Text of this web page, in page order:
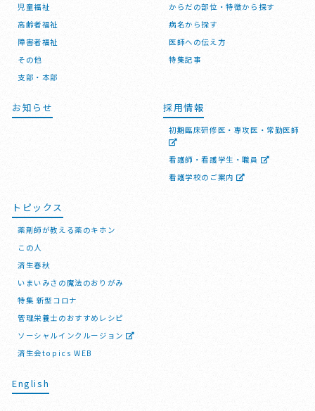
児童福祉
高齢者福祉
障害者福祉
その他
支部・本部
からだの部位・特徴から探す
病名から探す
医師への伝え方
特集記事
お知らせ 採用情報
初期臨床研修医・専攻医・常勤医師
看護師・看護学生・職員
看護学校のご案内
トピックス
薬剤師が教える薬のキホン
この人
済生春秋
いまいみさの魔法のおりがみ
特集 新型コロナ
管理栄養士のおすすめレシピ
ソーシャルインクルージョン
済生会topics WEB
English